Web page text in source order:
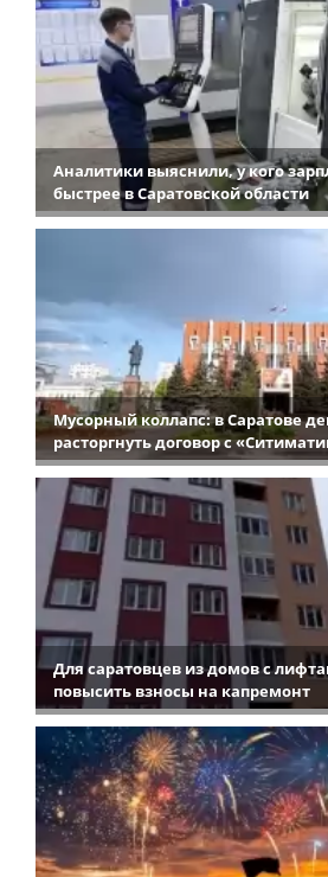
Аналитики выяснили, у кого
быстрее в Саратовской области
Мусорный коллапс: в Саратове
расторгнуть договор с
Для саратовцев из домов с
повысить взносы на капремонт